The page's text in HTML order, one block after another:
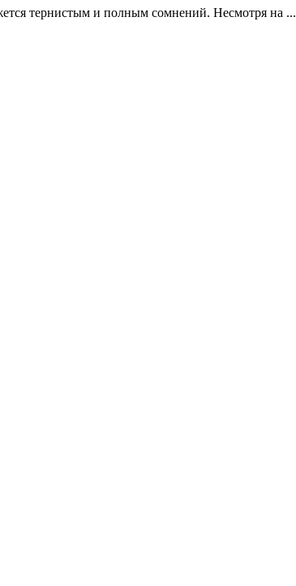
тернистым и полным сомнений. Несмотря на ...